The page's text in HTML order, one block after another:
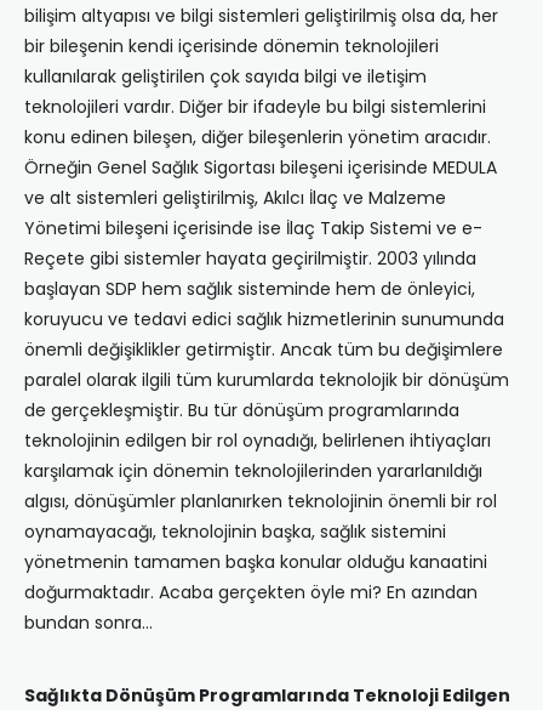
bilişim altyapısı ve bilgi sistemleri geliştirilmiş olsa da, her
bir bileşenin kendi içerisinde dönemin teknolojileri
kullanılarak geliştirilen çok sayıda bilgi ve iletişim
teknolojileri vardır. Diğer bir ifadeyle bu bilgi sistemlerini
konu edinen bileşen, diğer bileşenlerin yönetim aracıdır.
Örneğin Genel Sağlık Sigortası bileşeni içerisinde MEDULA
ve alt sistemleri geliştirilmiş, Akılcı İlaç ve Malzeme
Yönetimi bileşeni içerisinde ise İlaç Takip Sistemi ve e-
Reçete gibi sistemler hayata geçirilmiştir. 2003 yılında
başlayan SDP hem sağlık sisteminde hem de önleyici,
koruyucu ve tedavi edici sağlık hizmetlerinin sunumunda
önemli değişiklikler getirmiştir. Ancak tüm bu değişimlere
paralel olarak ilgili tüm kurumlarda teknolojik bir dönüşüm
de gerçekleşmiştir. Bu tür dönüşüm programlarında
teknolojinin edilgen bir rol oynadığı, belirlenen ihtiyaçları
karşılamak için dönemin teknolojilerinden yararlanıldığı
algısı, dönüşümler planlanırken teknolojinin önemli bir rol
oynamayacağı, teknolojinin başka, sağlık sistemini
yönetmenin tamamen başka konular olduğu kanaatini
doğurmaktadır. Acaba gerçekten öyle mi? En azından
bundan sonra…
Sağlıkta Dönüşüm Programlarında Teknoloji Edilgen